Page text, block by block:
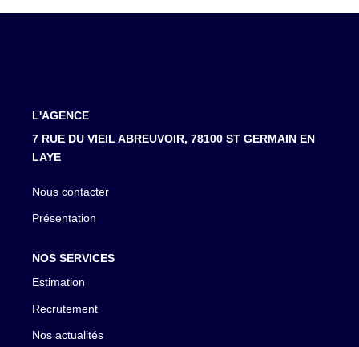
EN
L'AGENCE
7 RUE DU VIEIL ABREUVOIR, 78100 ST GERMAIN EN
LAYE
Nous contacter
Présentation
NOS SERVICES
Estimation
Recrutement
Nos actualités